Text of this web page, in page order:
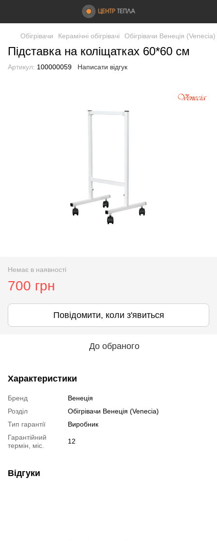
Обігрівачи Керамічні обігрівачі Oбігрівачи Венеція (Venecia)
Підставка на коліщатках 60*60 см
Артикул: 100000059 Написати відгук
Немає в наявності
700 грн
Повідомити, коли з'явиться
До обраного
Характеристики
Бренд
Венеція
Розділ
Oбігрівачи Венеція (Venecia)
Тип гарантії
Виробник
Гарантійний
термін, міс.
12
Відгуки